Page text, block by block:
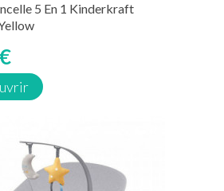
5 En 1 Kinderkraft